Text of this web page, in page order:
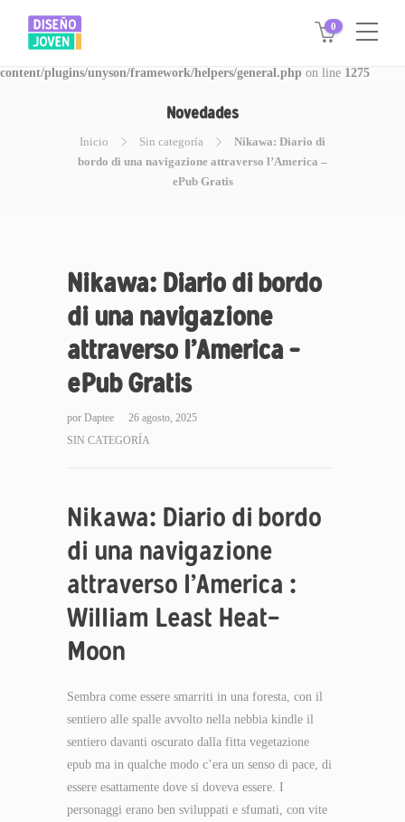
Warning: Invalid argument supplied for foreach() in
/www/disegnojoven.com.ar/htdocs/wp-
content/plugins/unyson/framework/helpers/general.php on line 1275
0
Novedades
Inicio Sin categoría
Nikawa: Diario di
bordo di una navigazione attraverso l’America –
ePub Gratis
Nikawa: Diario di bordo
di una navigazione
attraverso l’America –
ePub Gratis
por Daptee
26 agosto, 2025
SIN CATEGORÍA
Nikawa: Diario di bordo
di una navigazione
attraverso l’America :
William Least Heat-
Moon
Sembra come essere smarriti in una foresta, con il
sentiero alle spalle avvolto nella nebbia kindle il
sentiero davanti oscurato dalla fitta vegetazione
epub ma in qualche modo c’era un senso di pace, di
essere esattamente dove si doveva essere. I
personaggi erano ben sviluppati e sfumati, con vite